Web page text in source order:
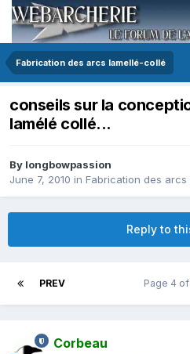
Fabrication des arcs lamellé-collé
conseils sur la
lamélé collé...
By longbowpassion
June 7, 2010 in Fabrication des arcs
Reply to
PREV Page 4 of
Corbeau